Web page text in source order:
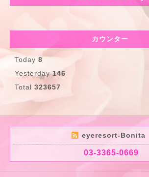
カウンター
Today 8
Yesterday146
Total 323657
eyeresort-Bonita
03-3365-0669